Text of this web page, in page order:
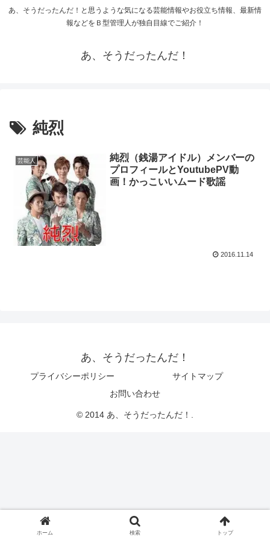
あ、そうだったんだ！と思うような気になる芸能情報やお役立ち情報、最新情
報などをＢ型管理人が独自目線でご紹介！
あ、そうだったんだ！
純烈
芸能人
純烈（銭湯アイドル）メンバーの
プロフィールとYoutubePV動
画！かっこいいムード歌謡
2016.11.14
あ、そうだったんだ！
プライバシーポリシー
サイトマップ
お問い合わせ
© 2014 あ、そうだったんだ！.
ホーム 検索 トップ